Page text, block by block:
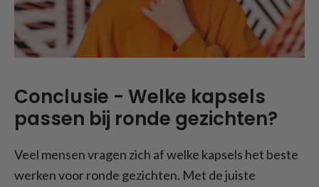
Conclusie - Welke kapsels
passen bij ronde gezichten?
Veel mensen vragen zich af welke kapsels het beste
werken voor ronde gezichten. Met de juiste